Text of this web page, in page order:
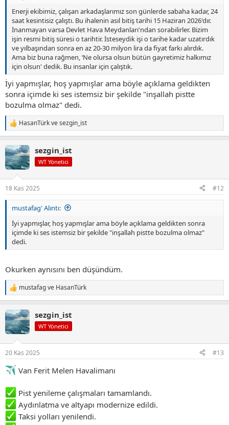
Enerji ekibimiz, çalışan arkadaşlarımız son günlerde sabaha kadar, 24
saat kesintisiz çalıştı. Bu ihalenin asıl bitiş tarihi 15 Haziran 2026'dır.
İnanmayan varsa Devlet Hava Meydanları'ndan sorabilirler. Bizim
işin resmi bitiş süresi o tarihtir. İsteseydik işi o tarihe kadar uzatırdık
ve yılbaşından sonra en az 20-30 milyon lira da fiyat farkı alırdık.
Ama biz buna rağmen, ‘Ne olursa olsun bütün gayretimiz halkımız
için olsun' dedik. Bu insanlar için çalıştık.
İyi yapmışlar, hoş yapmışlar ama böyle açıklama geldikten
sonra içimde ki ses istemsiz bir şekilde "inşallah pistte
bozulma olmaz" dedi.
T
e
k
i
l
:
HasanTürkvesezgin_ist
sezgin_ist
WT Yönetici
18 Kas 2025 #12
mustafag' Alıntı:
İyi yapmışlar, hoş yapmışlar ama böyle açıklama geldikten sonra
içimde ki ses istemsiz bir şekilde "inşallah pistte bozulma olmaz"
dedi.
Okurken aynısını ben düşündüm.
T
e
k
i
l
:
mustafagve HasanTürk
sezgin_ist
WT Yönetici
20 Kas 2025 #13
Van Ferit Melen Havalimanı
Pist yenileme çalışmaları tamamlandı.
Aydınlatma ve altyapı modernize edildi.
Taksi yolları yenilendi.